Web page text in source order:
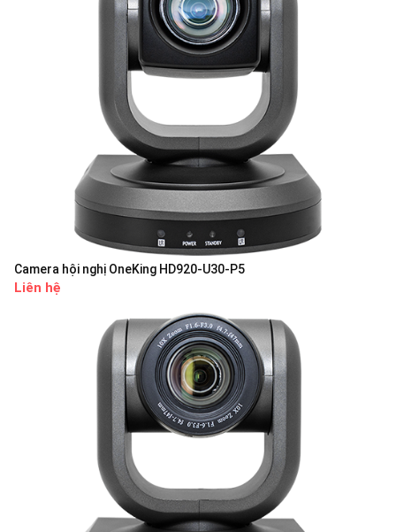
Camera hội nghị OneKing HD920-U30-P5
Liên hệ